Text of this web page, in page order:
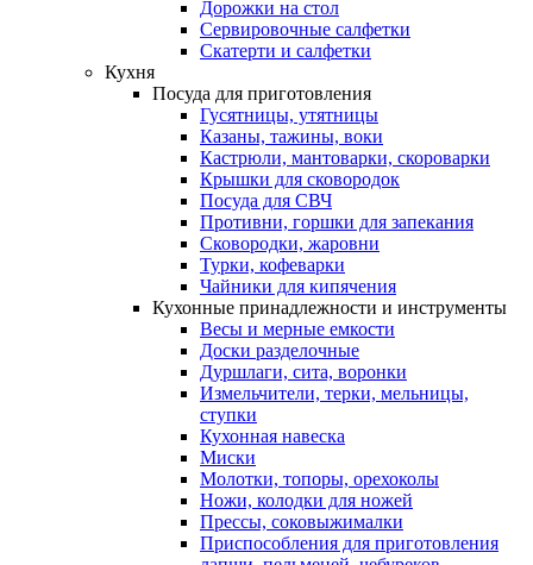
Дорожки на стол
Сервировочные салфетки
Скатерти и салфетки
Кухня
Посуда для приготовления
Гусятницы, утятницы
Казаны, тажины, воки
Кастрюли, мантоварки, скороварки
Крышки для сковородок
Посуда для СВЧ
Противни, горшки для запекания
Сковородки, жаровни
Турки, кофеварки
Чайники для кипячения
Кухонные принадлежности и инструменты
Весы и мерные емкости
Доски разделочные
Дуршлаги, сита, воронки
Измельчители, терки, мельницы,
ступки
Кухонная навеска
Миски
Молотки, топоры, орехоколы
Ножи, колодки для ножей
Прессы, соковыжималки
Приспособления для приготовления